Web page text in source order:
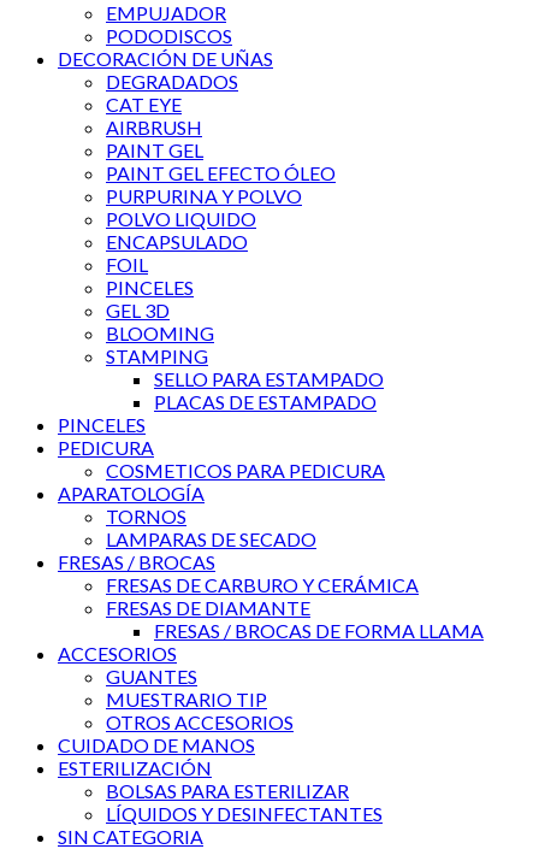
EMPUJADOR
PODODISCOS
DECORACIÓN DE UÑAS
DEGRADADOS
CAT EYE
AIRBRUSH
PAINT GEL
PAINT GEL EFECTO ÓLEO
PURPURINA Y POLVO
POLVO LIQUIDO
ENCAPSULADO
FOIL
PINCELES
GEL 3D
BLOOMING
STAMPING
SELLO PARA ESTAMPADO
PLACAS DE ESTAMPADO
PINCELES
PEDICURA
COSMETICOS PARA PEDICURA
APARATOLOGÍA
TORNOS
LAMPARAS DE SECADO
FRESAS / BROCAS
FRESAS DE CARBURO Y CERÁMICA
FRESAS DE DIAMANTE
FRESAS / BROCAS DE FORMA LLAMA
ACCESORIOS
GUANTES
MUESTRARIO TIP
OTROS ACCESORIOS
CUIDADO DE MANOS
ESTERILIZACIÓN
BOLSAS PARA ESTERILIZAR
LÍQUIDOS Y DESINFECTANTES
SIN CATEGORIA